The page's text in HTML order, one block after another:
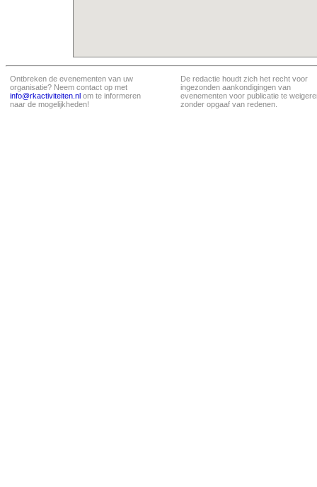
Ontbreken de evenementen van uw
organisatie? Neem contact op met
info@rkactiviteiten.nl om te informeren
naar de mogelijkheden!
De redactie houdt zich het recht voor
ingezonden aankondigingen van
evenementen voor publicatie te
zonder opgaaf van redenen.